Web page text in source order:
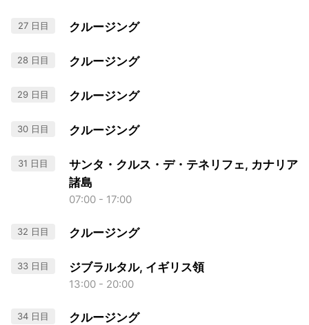
27 日目 クルージング
28 日目 クルージング
29 日目 クルージング
30 日目 クルージング
31 日目
サンタ・クルス・デ・テネリフェ, カナリア
諸島
07:00 - 17:00
32 日目 クルージング
33 日目 ジブラルタル, イギリス領
13:00 - 20:00
34 日目 クルージング